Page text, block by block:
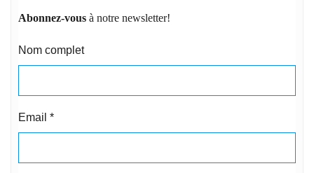
Abonnez-vous à notre newsletter!
Nom complet
Email *